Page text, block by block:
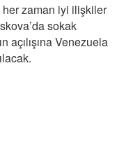
zaman iyi ilişkiler
sokak
açılışına Venezuela